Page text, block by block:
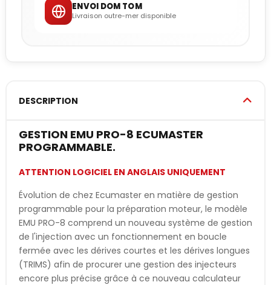
ENVOI DOM TOM
Livraison outre-mer disponible
DESCRIPTION
GESTION EMU PRO-8 ECUMASTER
PROGRAMMABLE.
ATTENTION LOGICIEL EN ANGLAIS UNIQUEMENT
Évolution de chez Ecumaster en matière de gestion
programmable pour la préparation moteur, le modèle
EMU PRO-8 comprend un nouveau système de gestion
de l'injection avec un fonctionnement en boucle
fermée avec les dérives courtes et les dérives longues
(TRIMS) afin de procurer une gestion des injecteurs
encore plus précise grâce à ce nouveau calculateur